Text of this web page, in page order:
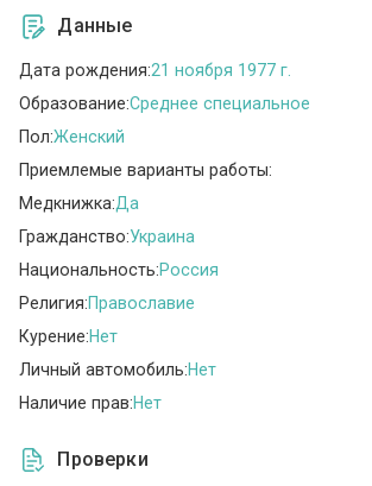
Данные
Дата рождения:21 ноября 1977 г.
Образование:Среднее специальное
Пол:Женский
Приемлемые варианты работы:
Медкнижка:Да
Гражданство:Украина
Национальность:Россия
Религия:Православие
Курение:Нет
Личный автомобиль:Нет
Наличие прав:Нет
Проверки